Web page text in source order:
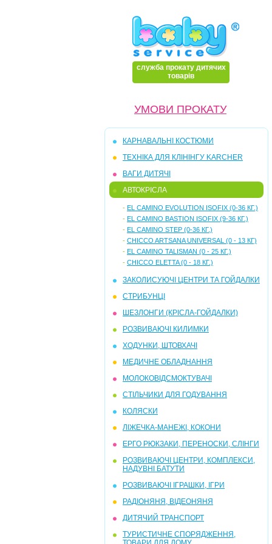
служба прокату дитячих
товарів
УМОВИ ПРОКАТУ
КАРНАВАЛЬНІ КОСТЮМИ
ТЕХНІКА ДЛЯ КЛІНІНГУ KARCHER
ВАГИ ДИТЯЧІ
АВТОКРІСЛА
- EL CAMINO EVOLUTION ISOFIX (0-36 КГ.)
- EL CAMINO BASTION ISOFIX (9-36 КГ.)
- EL CAMINO STEP (0-36 КГ.)
- CHICCO ARTSANA UNIVERSAL (0 - 13 КГ)
- EL CAMINO TALISMAN (0 - 25 КГ.)
- CHICCO ELETTA (0 - 18 КГ.)
ЗАКОЛИСУЮЧІ ЦЕНТРИ ТА ГОЙДАЛКИ
СТРИБУНЦІ
ШЕЗЛОНГИ (КРІСЛА-ГОЙДАЛКИ)
РОЗВИВАЮЧІ КИЛИМКИ
ХОДУНКИ, ШТОВХАЧІ
МЕДИЧНЕ ОБЛАДНАННЯ
МОЛОКОВІДСМОКТУВАЧІ
СТІЛЬЧИКИ ДЛЯ ГОДУВАННЯ
КОЛЯСКИ
ЛІЖЕЧКА-МАНЕЖІ, КОКОНИ
ЕРГО РЮКЗАКИ, ПЕРЕНОСКИ, СЛІНГИ
РОЗВИВАЮЧІ ЦЕНТРИ, КОМПЛЕКСИ,
НАДУВНІ БАТУТИ
РОЗВИВАЮЧІ ІГРАШКИ, ІГРИ
РАДІОНЯНЯ, ВІДЕОНЯНЯ
ДИТЯЧИЙ ТРАНСПОРТ
ТУРИСТИЧНЕ СПОРЯДЖЕННЯ,